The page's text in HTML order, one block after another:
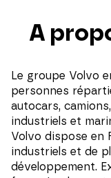
A
Le groupe Volvo
personnes
autocars,
industriels et
Volvo dispose en
industriels et de
développement.